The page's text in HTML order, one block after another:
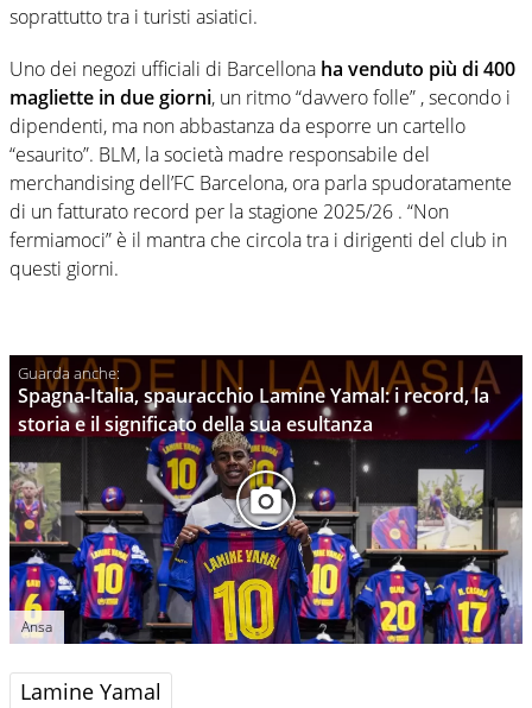
soprattutto tra i turisti asiatici.
Uno dei negozi ufficiali di Barcellona ha venduto più di 400
magliette in due giorni, un ritmo “davvero folle” , secondo i
dipendenti, ma non abbastanza da esporre un cartello
“esaurito”. BLM, la società madre responsabile del
merchandising dell’FC Barcelona, ora parla spudoratamente
di un fatturato record per la stagione 2025/26 . “Non
fermiamoci” è il mantra che circola tra i dirigenti del club in
questi giorni.
Spagna-Italia, spauracchio Lamine Yamal: i record, la
storia e il significato della sua esultanza
Ansa
Lamine Yamal